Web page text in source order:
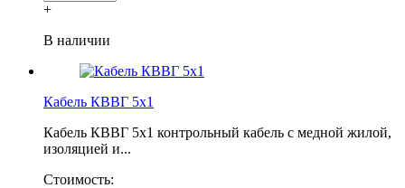
+
В наличии
Кабель КВВГ 5х1
Кабель КВВГ 5х1 контрольный кабель с медной жилой,
изоляцией и...
Стоимость: